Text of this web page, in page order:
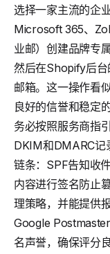
选择一家主流的企
Microsoft 365、
业邮）创建品牌专
然后在Shopify后
邮箱。这一操作看
良好的信誉和稳定
务必按照服务商指
DKIM和DMARC记
链条：SPF告知收
内容进行签名防止
理策略，并能提供
Google
名声誉，确保评分